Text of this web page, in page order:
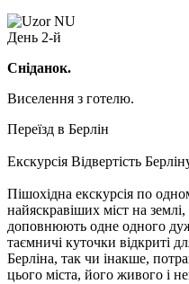
День 2-й
Сніданок.
Виселення з готелю.
Переїзд в Берлін
Екскурсія Відвертість
Пішохідна екскурсія по
найяскравіших міст на землі,
доповнюють одне одного
таємничі куточки відкриті
Берліна, так чи інакше,
цього міста, його живого і